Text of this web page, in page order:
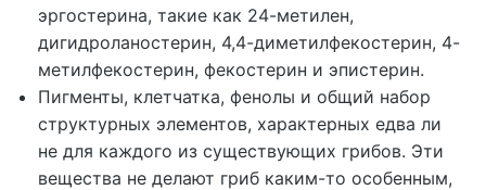
эргостерина, такие как 24-метилен,
дигидроланостерин, 4,4-диметилфекостерин, 4-
метилфекостерин, фекостерин и эпистерин.
Пигменты, клетчатка, фенолы и общий набор
структурных элементов, характерных едва ли
не для каждого из существующих грибов. Эти
вещества не делают гриб каким-то особенным,